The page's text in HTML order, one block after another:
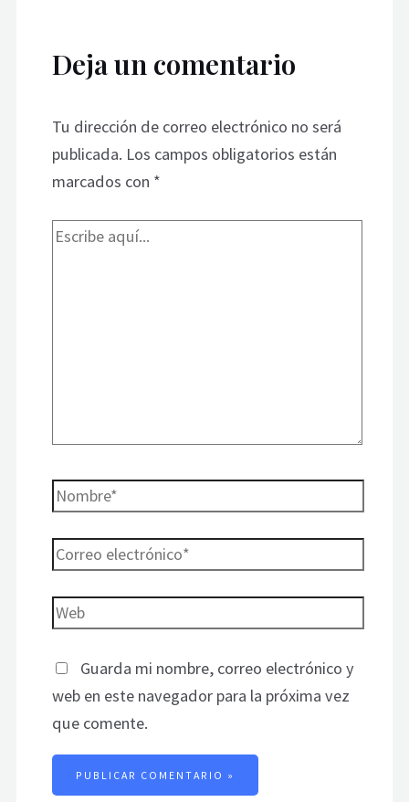
Deja un comentario
Tu dirección de correo electrónico no será
publicada. Los campos obligatorios están
marcados con *
Guarda mi nombre, correo electrónico y
web en este navegador para la próxima vez
que comente.